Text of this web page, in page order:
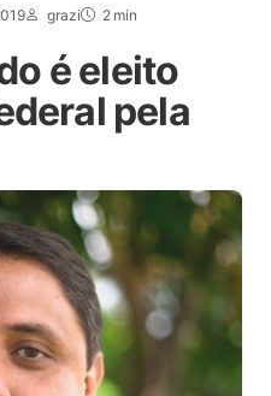
grazi 2 min
é eleito
pela